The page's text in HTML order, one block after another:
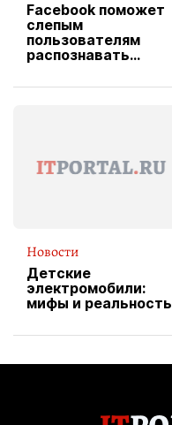
Facebook поможет
слепым
пользователям
распознавать
Новости
Детские
электромобили:
мифы и реальность